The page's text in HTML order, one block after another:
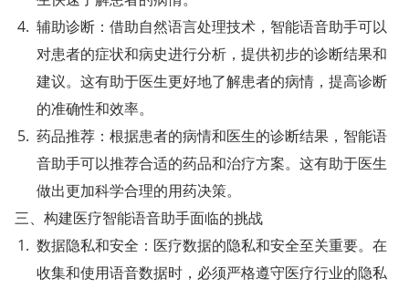
辅助诊断：借助自然语言处理技术，智能语音助手可以
对患者的症状和病史进行分析，提供初步的诊断结果和
建议。这有助于医生更好地了解患者的病情，提高诊断
的准确性和效率。
药品推荐：根据患者的病情和医生的诊断结果，智能语
音助手可以推荐合适的药品和治疗方案。这有助于医生
做出更加科学合理的用药决策。
三、构建医疗智能语音助手面临的挑战
数据隐私和安全：医疗数据的隐私和安全至关重要。在
收集和使用语音数据时，必须严格遵守医疗行业的隐私